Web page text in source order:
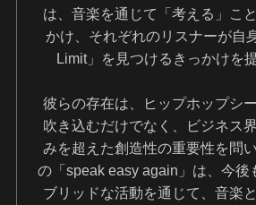
は、音楽を通じて「考える」こ
かけ、それぞれのリスナーが自
Limit」を見つけるきっかけを
彼らの存在は、ヒップホップシ
吹き込むだけでなく、ビジネス
みを超えた創造性の重要性を問
の「speak easy again」は、今後
ブリッドな活動を通じて、音楽